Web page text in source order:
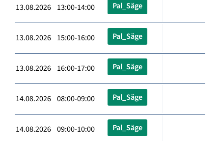
13.08.2026 13:00-14:00 Pal_Säge
13.08.2026 15:00-16:00 Pal_Säge
13.08.2026 16:00-17:00 Pal_Säge
14.08.2026 08:00-09:00 Pal_Säge
14.08.2026 09:00-10:00 Pal_Säge